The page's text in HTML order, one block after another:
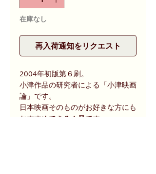
在庫なし
再入荷通知をリクエスト
2004年初版第６刷。
小津作品の研究者による「小津映画
論」です。
日本映画そのものがお好きな方にも
おすすめできる１冊です。